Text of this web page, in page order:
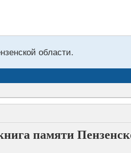
области.
памяти